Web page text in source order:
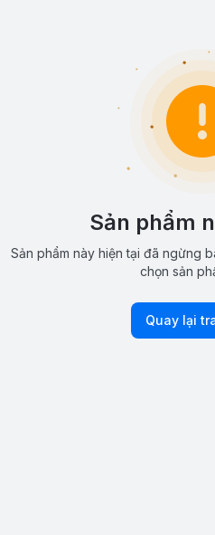
Sản phẩm
Sản phẩm này hiện tại đã ngừng
chọn sản
Quay lại